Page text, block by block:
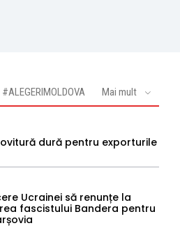
#ALEGERIMOLDOVA Mai mult
dură pentru exporturile
Ucrainei să renunțe la
fascistului Bandera pentru